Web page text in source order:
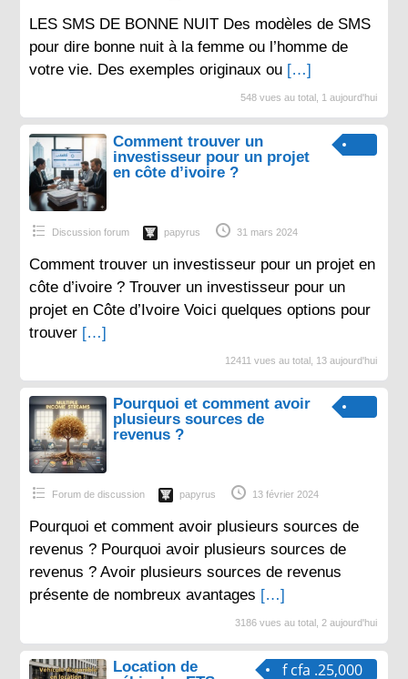
LES SMS DE BONNE NUIT Des modèles de SMS
pour dire bonne nuit à la femme ou l’homme de
votre vie. Des exemples originaux ou […]
548 vues au total, 1 aujourd'hui
Comment trouver un
investisseur pour un projet
en côte d’ivoire ?
Discussion forum papyrus 31 mars 2024
Comment trouver un investisseur pour un projet en
côte d’ivoire ? Trouver un investisseur pour un
projet en Côte d’Ivoire Voici quelques options pour
trouver […]
12411 vues au total, 13 aujourd'hui
Pourquoi et comment avoir
plusieurs sources de
revenus ?
Forum de discussion papyrus 13 février 2024
Pourquoi et comment avoir plusieurs sources de
revenus ? Pourquoi avoir plusieurs sources de
revenus ? Avoir plusieurs sources de revenus
présente de nombreux avantages […]
3186 vues au total, 2 aujourd'hui
f cfa .25,000
Location de